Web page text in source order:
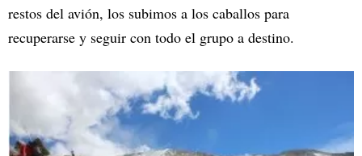
restos del avión, los subimos a los caballos para
recuperarse y seguir con todo el grupo a destino.